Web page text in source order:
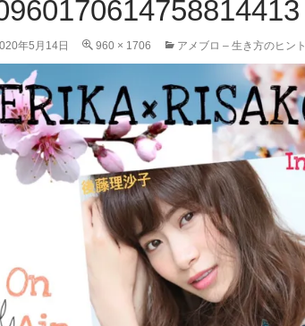
年5月14日 960 × 1706 アメブロ – 生き方のヒント